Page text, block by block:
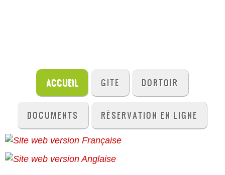
ACCUEIL GITE DORTOIR
DOCUMENTS RÉSERVATION EN LIGNE